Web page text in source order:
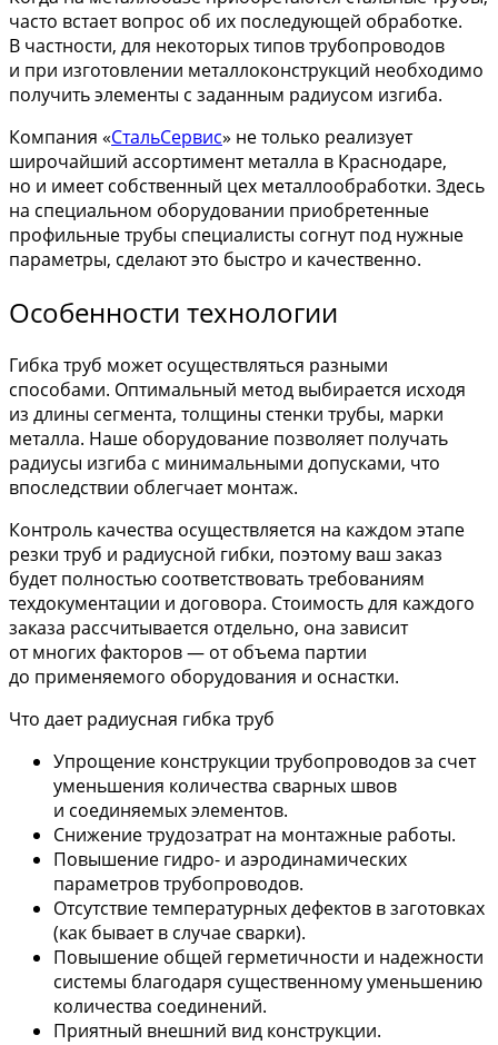
часто встает вопрос об их последующей обработке.
В частности, для некоторых типов трубопроводов
и при изготовлении металлоконструкций необходимо
получить элементы с заданным радиусом изгиба.
Компания «СтальСервис» не только реализует
широчайший ассортимент металла в Краснодаре,
но и имеет собственный цех металлообработки. Здесь
на специальном оборудовании приобретенные
профильные трубы специалисты согнут под нужные
параметры, сделают это быстро и качественно.
Особенности технологии
Гибка труб может осуществляться разными
способами. Оптимальный метод выбирается исходя
из длины сегмента, толщины стенки трубы, марки
металла. Наше оборудование позволяет получать
радиусы изгиба с минимальными допусками, что
впоследствии облегчает монтаж.
Контроль качества осуществляется на каждом этапе
резки труб и радиусной гибки, поэтому ваш заказ
будет полностью соответствовать требованиям
техдокументации и договора. Стоимость для каждого
заказа рассчитывается отдельно, она зависит
от многих факторов — от объема партии
до применяемого оборудования и оснастки.
Что дает радиусная гибка труб
Упрощение конструкции трубопроводов за счет
уменьшения количества сварных швов
и соединяемых элементов.
Снижение трудозатрат на монтажные работы.
Повышение гидро- и аэродинамических
параметров трубопроводов.
Отсутствие температурных дефектов в заготовках
(как бывает в случае сварки).
Повышение общей герметичности и надежности
системы благодаря существенному уменьшению
количества соединений.
Приятный внешний вид конструкции.